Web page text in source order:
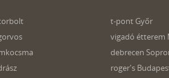
t-pont Győr
vigadó étterem
debrecen
roger's